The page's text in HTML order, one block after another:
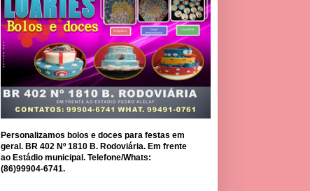
Personalizamos bolos e doces para festas em
geral. BR 402 Nº 1810 B. Rodoviária. Em frente
ao Estádio municipal. Telefone/Whats:
(86)99904-6741.